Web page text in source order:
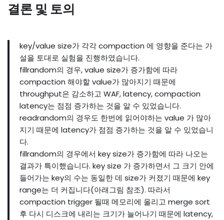
결론 및 토의
key/value size가 각각 compaction 에 영향을 준다는 가
설을 토대로 실험을 진행하였습니다.
fillrandom의 경우, value size가 증가함에 따라
compaction 해야할 value가 많아지기 때문에
throughput은 감소하고 WAF, latency, compaction
latency는 점점 증가하는 것을 알 수 있었습니다.
readrandom의 경우도 한번에 읽어야하는 value 가 많아
지기 때문에 latency가 점점 증가하는 것을 알 수 있었습니
다.
fillrandom의 경우에서 key size가 증가함에 따라 나오는
결과가 특이했습니다. key size 가 증가하면서 그 크기 안에
들어가는 key의 수는 동일한 데 size가 커졌기 때문에 key
range는 더 커집니다(아래그림 참조). 따라서
compaction trigger 될때 메모리에 올리고 merge sort
후 다시 디스크에 내리는 크기가 늘어나기 때문에 latency,